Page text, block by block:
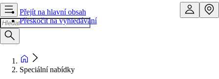
Přejít na hlavní obsah
Přeskočit na vyhledávání
Speciální nabídky